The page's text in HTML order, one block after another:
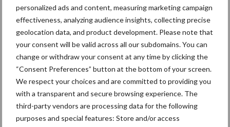
personalized ads and content, measuring marketing campaign
effectiveness, analyzing audience insights, collecting precise
geolocation data, and product development. Please note that
your consent will be valid across all our subdomains. You can
change or withdraw your consent at any time by clicking the
“Consent Preferences” button at the bottom of your screen.
We respect your choices and are committed to providing you
with a transparent and secure browsing experience. The
third-party vendors are processing data for the following
purposes and special features: Store and/or access
De autoriteit krijgt bovendien een rol bij de evaluatiemomenten
in 2028, 2032 en 2035. “Als randvoorwaarden niet op orde zijn,
kan de volgende fase niet worden afgedwongen. Dat is
essentieel.”
Spannende maanden in Den Haag
Parallel aan het convenant loopt het wetgevingstraject via een
Algemene Maatregel van Bestuur (AMvB). Dit is de juridische